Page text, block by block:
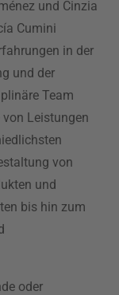
und Cinzia
Cumini
in der
und der
Team
Leistungen
von
und
bis hin zum
oder